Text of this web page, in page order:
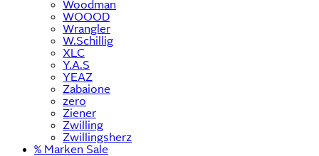
Woodman
WOOOD
Wrangler
W.Schillig
XLC
Y.A.S
YEAZ
Zabaione
zero
Ziener
Zwilling
Zwillingsherz
% Marken Sale